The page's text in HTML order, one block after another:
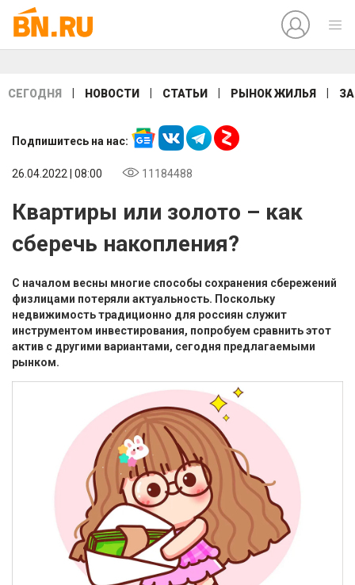
СЕГОДНЯ НОВОСТИ СТАТЬИ РЫНОК ЖИЛЬЯ
Подпишитесь на нас:
26.04.2022 | 08:00 11184488
Квартиры или золото – как
сберечь накопления?
С началом весны многие способы сохранения сбережений
физлицами потеряли актуальность. Поскольку
недвижимость традиционно для россиян служит
инструментом инвестирования, попробуем сравнить этот
актив с другими вариантами, сегодня предлагаемыми
рынком.